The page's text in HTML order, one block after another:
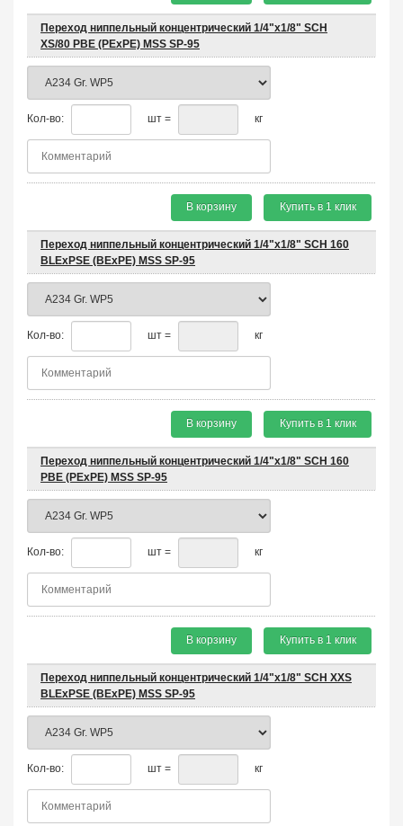
Переход ниппельный концентрический 1/4"х1/8" SCH
XS/80 PBE (PEхPE) MSS SP-95
Кол-во: шт = кг
В корзину Купить в 1 клик
Переход ниппельный концентрический 1/4"х1/8" SCH 160
BLEхPSE (BEхPE) MSS SP-95
Кол-во: шт = кг
В корзину Купить в 1 клик
Переход ниппельный концентрический 1/4"х1/8" SCH 160
PBE (PEхPE) MSS SP-95
Кол-во: шт = кг
В корзину Купить в 1 клик
Переход ниппельный концентрический 1/4"х1/8" SCH XXS
BLEхPSE (BEхPE) MSS SP-95
Кол-во: шт = кг